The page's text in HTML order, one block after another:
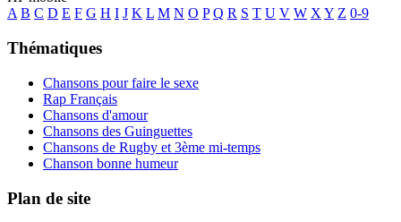
A B C D E F G H I J K L M N O P Q R S T U V W XY Z 0-9
Thématiques
Chansons pour faire le sexe
Rap Français
Chansons d'amour
Chansons des Guinguettes
Chansons de Rugby et 3ème mi-temps
Chanson bonne humeur
Plan de site